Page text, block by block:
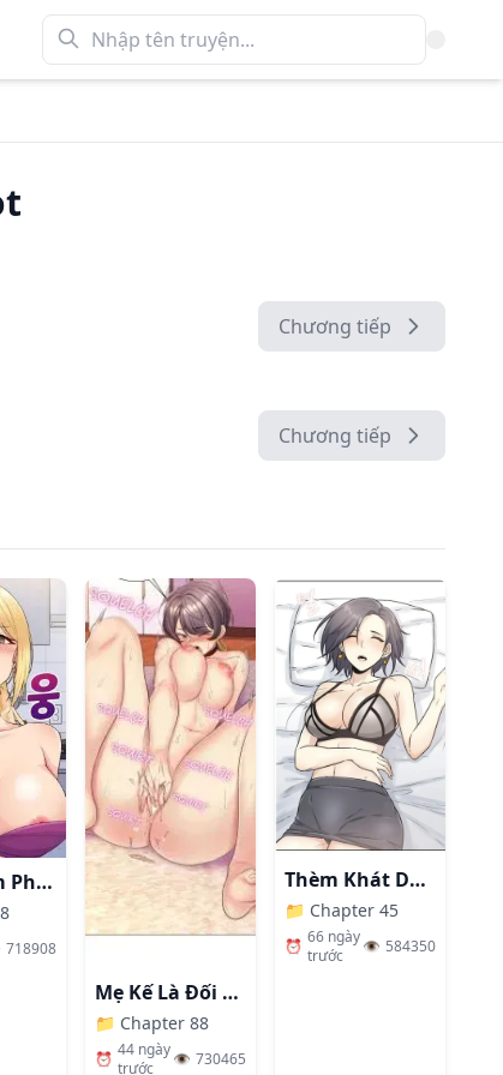
Chương tiếp
Chương tiếp
Hàng Xóm Phiền Phức
718908
Mẹ Kế Là Đối Tượng Làm Tình Của Tôi
📁 Chapter 88
⏰ 44 ngày
trước
👁️ 730465
Thèm Khát Dục Vọng
📁 Chapter 45
⏰ 66 ngày
trước
👁️ 584350